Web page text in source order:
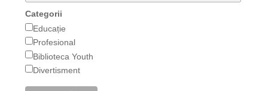
Categorii
Educație
Profesional
Biblioteca Youth
Divertisment